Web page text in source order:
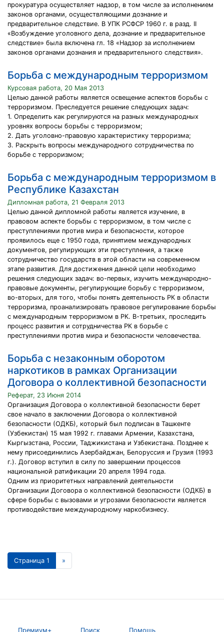
прокуратура осуществляет надзор, в том числе за исполнением
законов органами, осуществляющими дознание и
предварительное следствие. В УПК РСФСР 1960 г. в разд. II
«Возбуждение уголовного дела, дознание и предварительное
следствие» была включена гл. 18 «Надзор за исполнением
законов органами дознания и предварительного следствия».
Борьба с международным терроризмом
Курсовая работа, 20 Мая 2013
Целью данной работы является освещение аспектов борьбы с
терроризмом. Преследуется решение следующих задач:
1. Определить как регулируются на разных международных
уровнях вопросы борьбы с терроризмом;
2. Дать уголовно-правовую характеристику терроризма;
3. Раскрыть вопросы международного сотрудничества по
борьбе с терроризмом;
Борьба с международным терроризмом в
Республике Казахстан
Дипломная работа, 21 Февраля 2013
Целью данной дипломной работы является изучение, в
правовом аспекте борьбы с терроризмом, в том числе с
преступлениями против мира и безопасности, которое
проявилось еще с 1950 года, принятием международных
документов, регулирующих эти преступления, а также
сотрудничество государств в этой области на современном
этапе развития. Для достижения данной цели необходимо
решения следующих задач: во-первых, изучить международно-
правовые документы, регулирующие борьбу с терроризмом,
во-вторых, для того, чтобы понять деятельность РК в области
терроризма, проанализировать правовое регулирование борьбы
с международным терроризмом в РК. В-третьих, проследить
процесс развития и сотрудничества РК в борьбе с
преступлениями против мира и безопасности человечества.
Борьба с незаконным оборотом
наркотиков в рамках Организации
Договора о коллективной безопасности
Реферат, 23 Июня 2014
Организация Договора о коллективной безопасности берет
свое начало в заключении Договора о коллективной
безопасности (ОДКБ), который был подписан в Ташкенте
(Узбекистан) 15 мая 1992 г. главами Армении, Казахстана,
Кыргызстана, России, Таджикистана и Узбекистана. Позднее к
нему присоединились Азербайджан, Белоруссия и Грузия (1993
г.). Договор вступил в силу по завершении процессов
национальной ратификации 20 апреля 1994 года.
Одним из приоритетных направлений деятельности
Организации Договора о коллективной безопасности (ОДКБ) в
сфере борьбы с вызовами и угрозами безопасности является
противодействие международному наркобизнесу.
Страница 1 »
Премиум+ Поиск Помощь